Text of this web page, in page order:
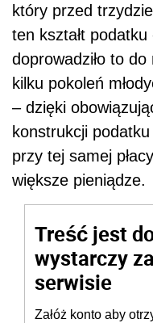
który przed
ten kształt
doprowadziło to
kilku pokoleń
– dzięki
konstrukcji
przy tej samej
większe pieniądze.
Treść jest
wystarczy
serwisie
Załóż konto aby